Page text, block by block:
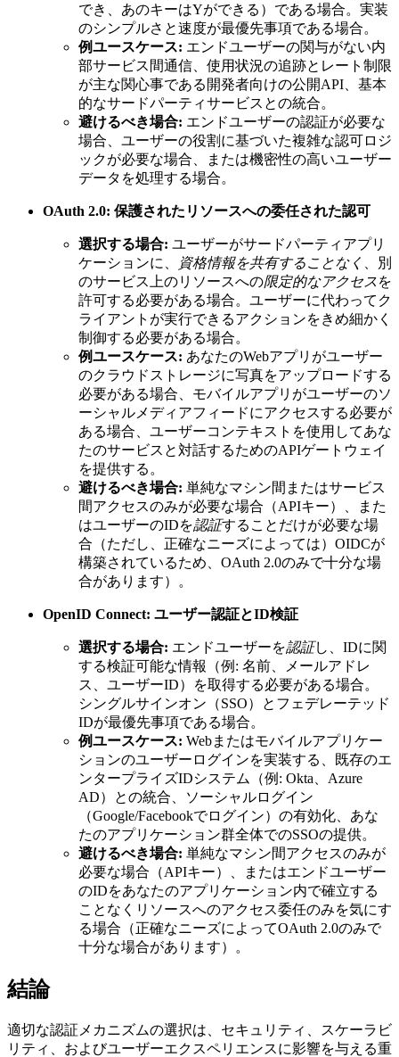
でき、あのキーはYができる）である場合。実装
のシンプルさと速度が最優先事項である場合。
例ユースケース: エンドユーザーの関与がない内
部サービス間通信、使用状況の追跡とレート制限
が主な関心事である開発者向けの公開API、基本
的なサードパーティサービスとの統合。
避けるべき場合: エンドユーザーの認証が必要な
場合、ユーザーの役割に基づいた複雑な認可ロジ
ックが必要な場合、または機密性の高いユーザー
データを処理する場合。
OAuth 2.0: 保護されたリソースへの委任された認可
選択する場合: ユーザーがサードパーティアプリ
ケーションに、
資格情報を共有することなく
、別
のサービス上のリソースへの限定的なアクセスを
許可する必要がある場合。ユーザーに代わってク
ライアントが実行できるアクションをきめ細かく
制御する必要がある場合。
例ユースケース: あなたのWebアプリがユーザー
のクラウドストレージに写真をアップロードする
必要がある場合、モバイルアプリがユーザーのソ
ーシャルメディアフィードにアクセスする必要が
ある場合、ユーザーコンテキストを使用してあな
たのサービスと対話するためのAPIゲートウェイ
を提供する。
避けるべき場合: 単純なマシン間またはサービス
間アクセスのみが必要な場合（APIキー）、また
はユーザーのIDを認証することだけが必要な場
合（ただし、正確なニーズによっては）OIDCが
構築されているため、OAuth 2.0のみで十分な場
合があります）。
OpenID Connect: ユーザー認証とID検証
選択する場合: エンドユーザーを認証し、IDに関
する検証可能な情報（例: 名前、メールアドレ
ス、ユーザーID）を取得する必要がある場合。
シングルサインオン（SSO）とフェデレーテッド
IDが最優先事項である場合。
例ユースケース: Webまたはモバイルアプリケー
ションのユーザーログインを実装する、既存のエ
ンタープライズIDシステム（例: Okta、Azure
AD）との統合、ソーシャルログイン
（Google/Facebookでログイン）の有効化、あな
たのアプリケーション群全体でのSSOの提供。
避けるべき場合: 単純なマシン間アクセスのみが
必要な場合（APIキー）、またはエンドユーザー
のIDをあなたのアプリケーション内で確立する
ことなくリソースへのアクセス委任のみを気にす
る場合（正確なニーズによってOAuth 2.0のみで
十分な場合があります）。
結論
適切な認証メカニズムの選択は、セキュリティ、スケーラビ
リティ、およびユーザーエクスペリエンスに影響を与える重